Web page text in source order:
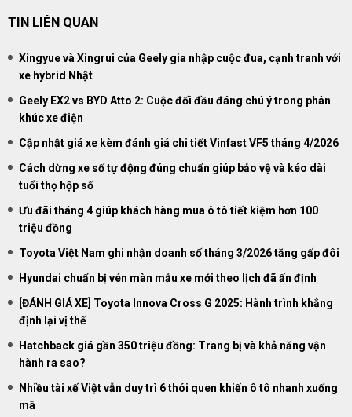
TIN LIÊN QUAN
Xingyue và Xingrui của Geely gia nhập cuộc đua, cạnh tranh với
xe hybrid Nhật
Geely EX2 vs BYD Atto 2: Cuộc đối đầu đáng chú ý trong phân
khúc xe điện
Cập nhật giá xe kèm đánh giá chi tiết Vinfast VF5 tháng 4/2026
Cách dừng xe số tự động đúng chuẩn giúp bảo vệ và kéo dài
tuổi thọ hộp số
Ưu đãi tháng 4 giúp khách hàng mua ô tô tiết kiệm hơn 100
triệu đồng
Toyota Việt Nam ghi nhận doanh số tháng 3/2026 tăng gấp đôi
Hyundai chuẩn bị vén màn mẫu xe mới theo lịch đã ấn định
[ĐÁNH GIÁ XE] Toyota Innova Cross G 2025: Hành trình khẳng
định lại vị thế
Hatchback giá gần 350 triệu đồng: Trang bị và khả năng vận
hành ra sao?
Nhiều tài xế Việt vẫn duy trì 6 thói quen khiến ô tô nhanh xuống
mã